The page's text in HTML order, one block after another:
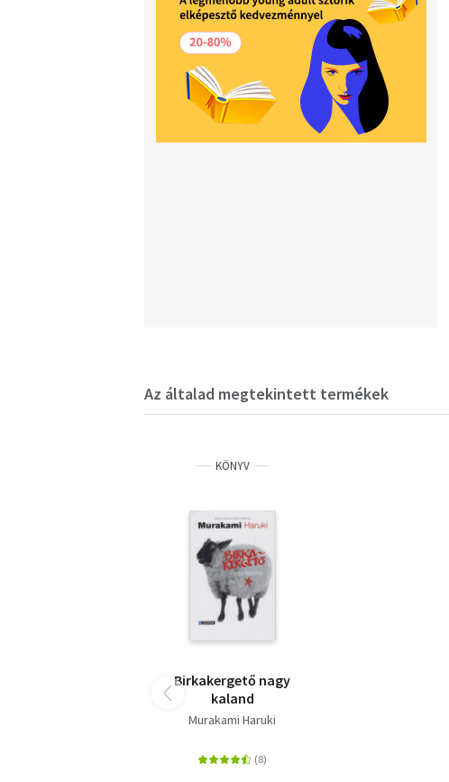
Az általad megtekintett termékek
KÖNYV
Birkakergető nagy
kaland
Murakami Haruki